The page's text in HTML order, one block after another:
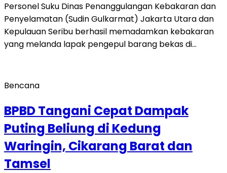
Personel Suku Dinas Penanggulangan Kebakaran dan
Penyelamatan (Sudin Gulkarmat) Jakarta Utara dan
Kepulauan Seribu berhasil memadamkan kebakaran
yang melanda lapak pengepul barang bekas di…
Bencana
BPBD Tangani Cepat Dampak
Puting Beliung di Kedung
Waringin, Cikarang Barat dan
Tamsel